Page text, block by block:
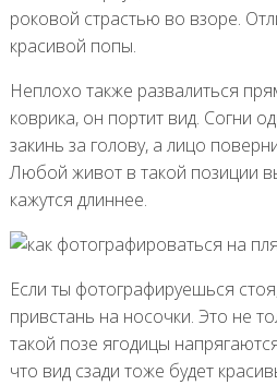
роковой страстью во взоре.
красивой попы.
Неплохо также развалиться
коврика, он портит вид. Согни
закинь за голову, а лицо
Любой живот в такой позиции
кажутся длиннее.
Если ты фотографируешься
привстань на носочки. Это не
такой позе ягодицы
что вид сзади тоже будет